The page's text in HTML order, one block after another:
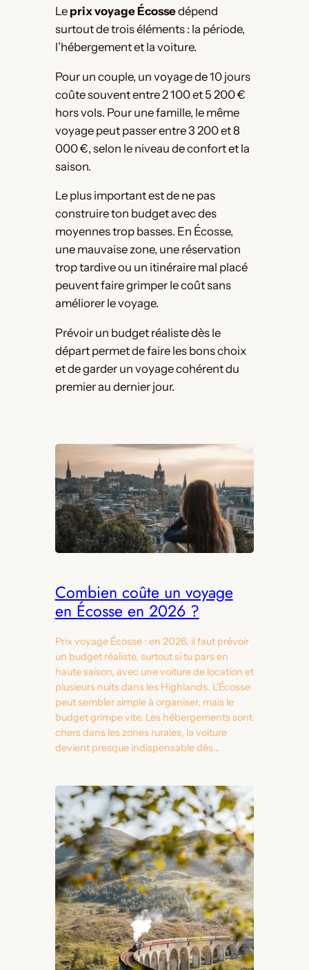
Le prix voyage Écossedépend
surtout de trois éléments : la période,
l’hébergement et la voiture.
Pour un couple, un voyage de 10 jours
coûte souvent entre 2 100 et 5 200 €
hors vols. Pour une famille, le même
voyage peut passer entre 3 200 et 8
000 €, selon le niveau de confort et la
saison.
Le plus important est de ne pas
construire ton budget avec des
moyennes trop basses. En Écosse,
une mauvaise zone, une réservation
trop tardive ou un itinéraire mal placé
peuvent faire grimper le coût sans
améliorer le voyage.
Prévoir un budget réaliste dès le
départ permet de faire les bons choix
et de garder un voyage cohérent du
premier au dernier jour.
Combien coûte un voyage
en Écosse en 2026 ?
Prix voyage Écosse : en 2026, il faut prévoir
un budget réaliste, surtout si tu pars en
haute saison, avec une voiture de location et
plusieurs nuits dans les Highlands. L’Écosse
peut sembler simple à organiser, mais le
budget grimpe vite. Les hébergements sont
chers dans les zones rurales, la voiture
devient presque indispensable dès…